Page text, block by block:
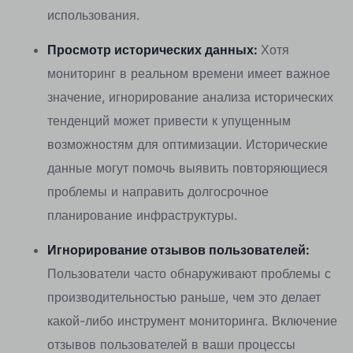
использования.
Просмотр исторических данных: Хотя
мониторинг в реальном времени имеет важное
значение, игнорирование анализа исторических
тенденций может привести к упущенным
возможностям для оптимизации. Исторические
данные могут помочь выявить повторяющиеся
проблемы и направить долгосрочное
планирование инфраструктуры.
Игнорирование отзывов пользователей:
Пользователи часто обнаруживают проблемы с
производительностью раньше, чем это делает
какой-либо инструмент мониторинга. Включение
отзывов пользователей в ваши процессы